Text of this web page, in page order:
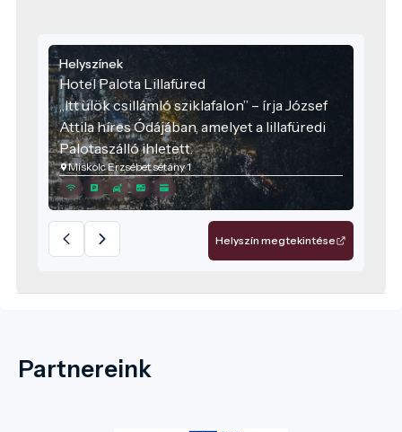
Helyszínek
Hotel Palota Lillafüred
„Itt ülök csillámló sziklafalon” – írja József
Attila híres Ódájában, amelyet a lillafüredi
Palotaszálló ihletett.
Miskolc Erzsébet sétány 1
Helyszín megtekintése
Partnereink